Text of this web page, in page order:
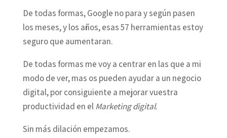
De todas formas, Google no para y según pasen
los meses, y los años, esas 57 herramientas estoy
seguro que aumentaran.
De todas formas me voy a centrar en las que a mi
modo de ver, mas os pueden ayudar a un negocio
digital, por consiguiente a mejorar vuestra
productividad en elMarketing digital.
Sin más dilación empezamos.